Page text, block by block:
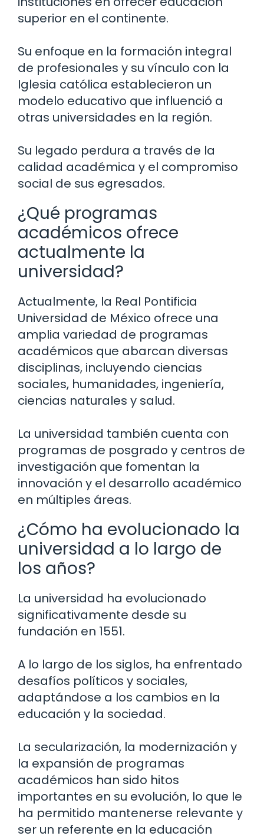
superior en el continente.
Su enfoque en la formación integral
de profesionales y su vínculo con la
Iglesia católica establecieron un
modelo educativo que influenció a
otras universidades en la región.
Su legado perdura a través de la
calidad académica y el compromiso
social de sus egresados.
¿Qué programas
académicos ofrece
actualmente la
universidad?
Actualmente, la Real Pontificia
Universidad de México ofrece una
amplia variedad de programas
académicos que abarcan diversas
disciplinas, incluyendo ciencias
sociales, humanidades, ingeniería,
ciencias naturales y salud.
La universidad también cuenta con
programas de posgrado y centros de
investigación que fomentan la
innovación y el desarrollo académico
en múltiples áreas.
¿Cómo ha evolucionado la
universidad a lo largo de
los años?
La universidad ha evolucionado
significativamente desde su
fundación en 1551.
A lo largo de los siglos, ha enfrentado
desafíos políticos y sociales,
adaptándose a los cambios en la
educación y la sociedad.
La secularización, la modernización y
la expansión de programas
académicos han sido hitos
importantes en su evolución, lo que le
ha permitido mantenerse relevante y
ser un referente en la educación